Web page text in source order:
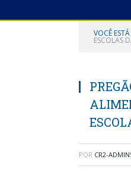
VOCÊ
ESCOLAS
POR CR2-